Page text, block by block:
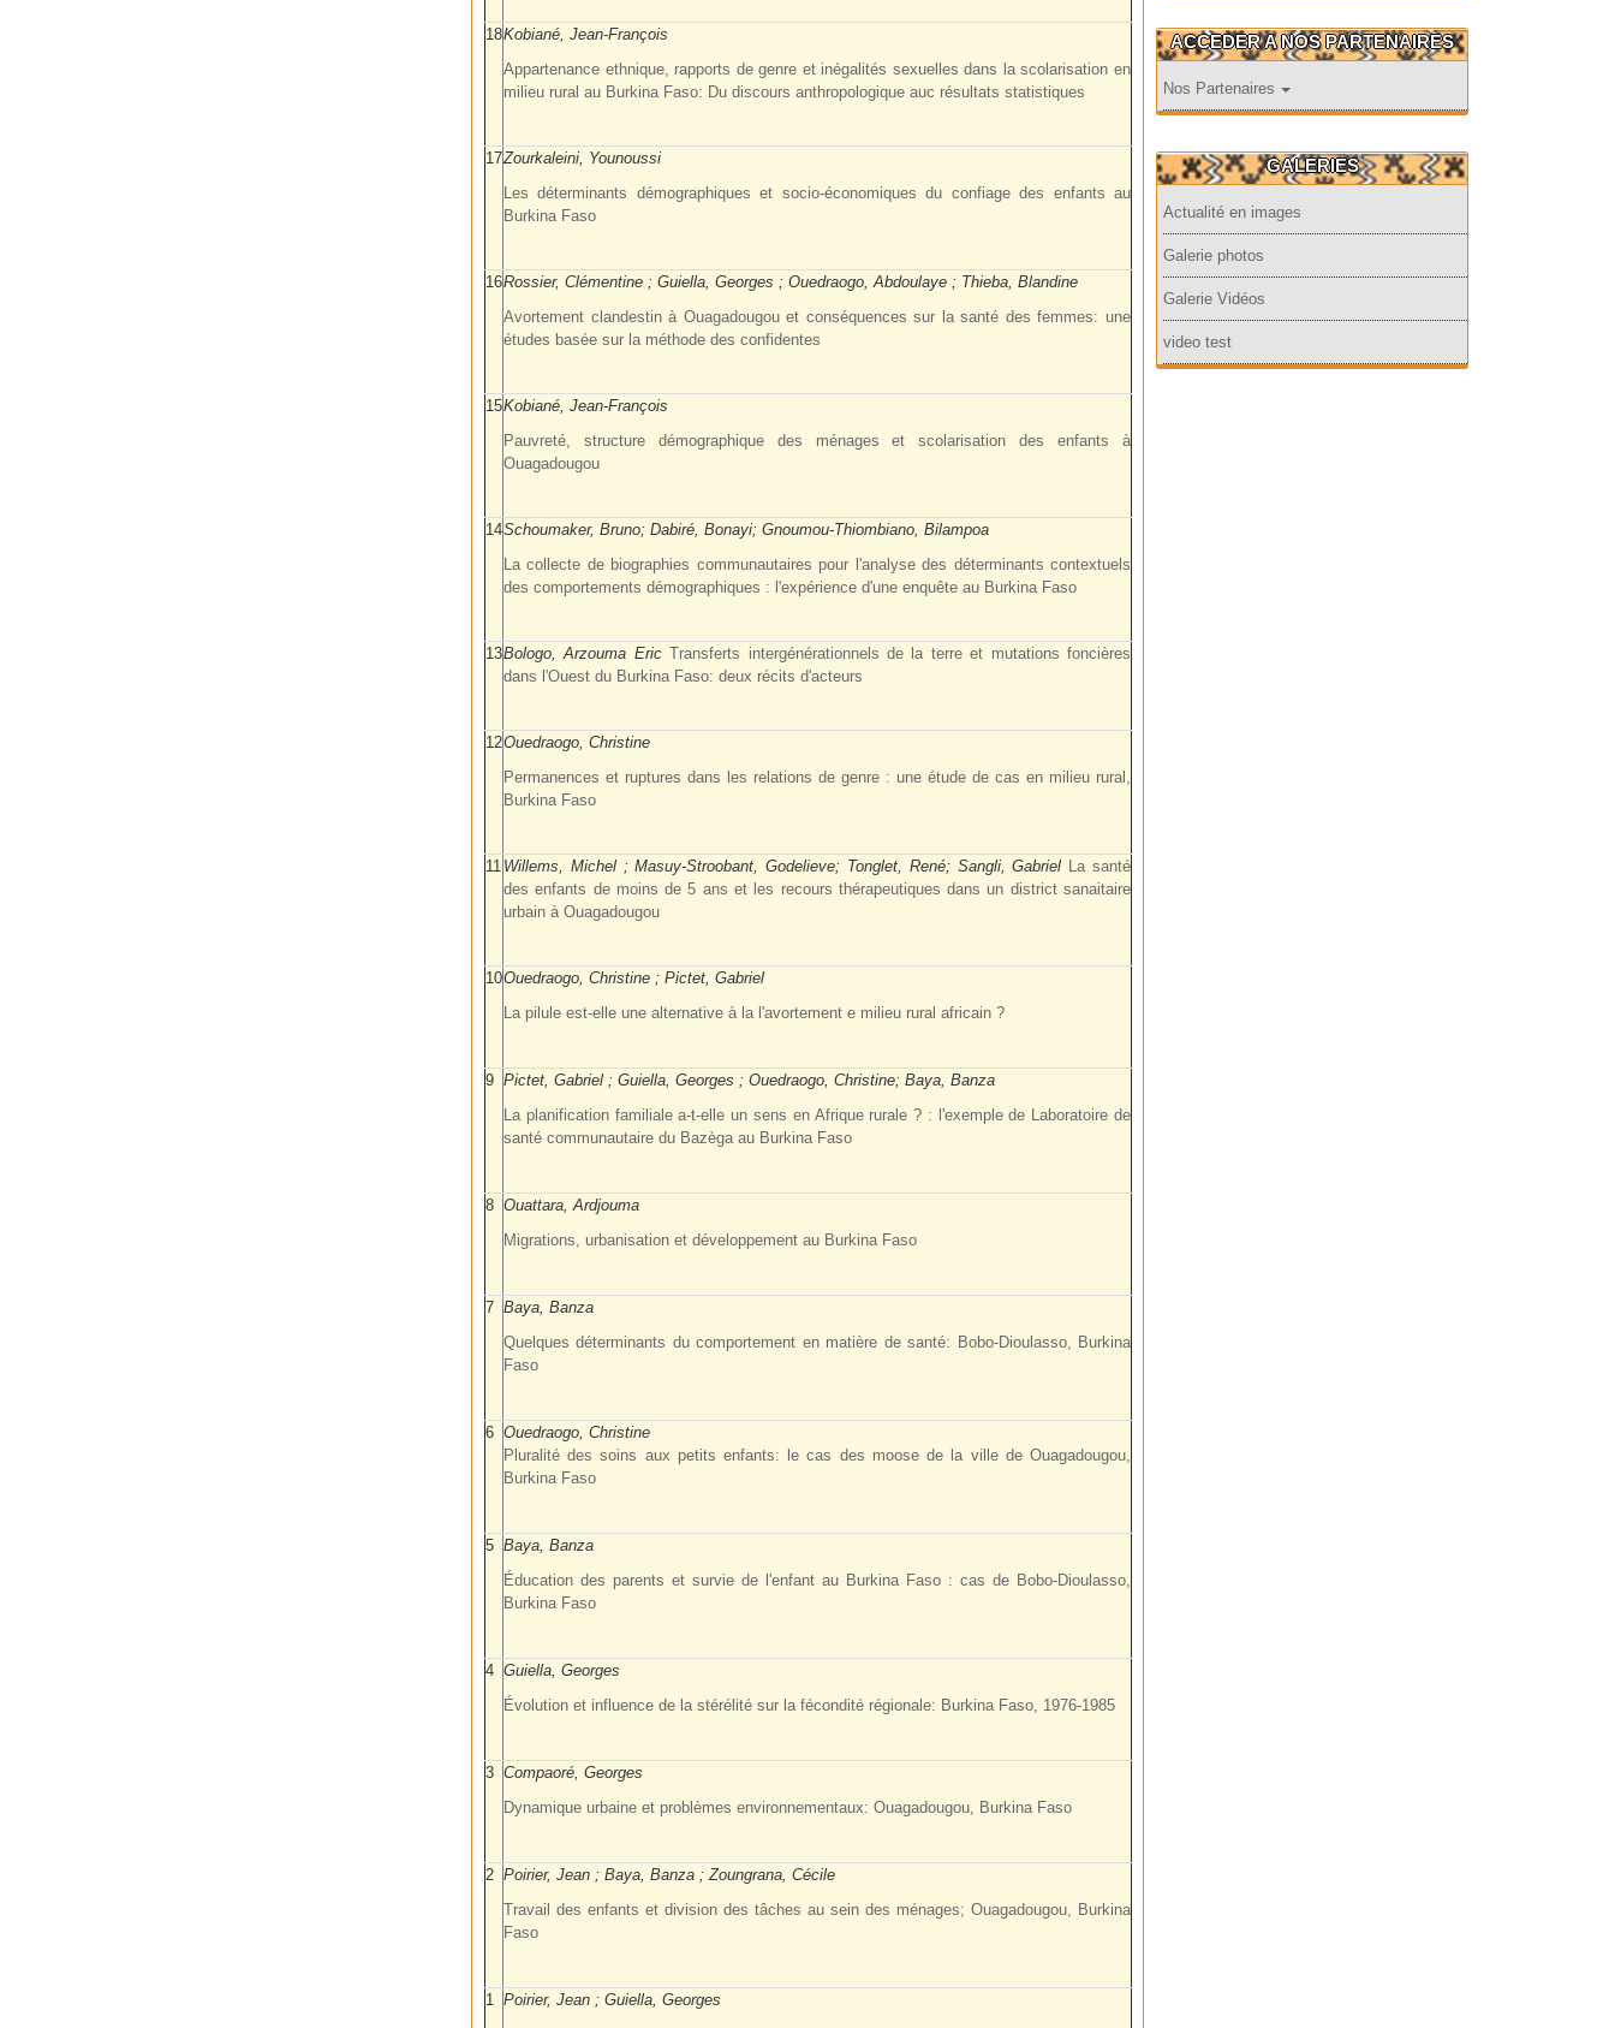
18Kobiané, Jean-François
Appartenance ethnique, rapports de genre et inégalités sexuelles dans la scolarisation en
milieu rural au Burkina Faso: Du discours anthropologique auc résultats statistiques
17Zourkaleini, Younoussi
Les déterminants démographiques et socio-économiques du confiage des enfants au
Burkina Faso
16Rossier, Clémentine ; Guiella, Georges ; Ouedraogo, Abdoulaye ; Thieba, Blandine
Avortement clandestin à Ouagadougou et conséquences sur la santé des femmes: une
études basée sur la méthode des confidentes
15Kobiané, Jean-François
Pauvreté, structure démographique des ménages et scolarisation des enfants à
Ouagadougou
14Schoumaker, Bruno; Dabiré, Bonayi; Gnoumou-Thiombiano, Bilampoa
La collecte de biographies communautaires pour l'analyse des déterminants contextuels
des comportements démographiques : l'expérience d'une enquête au Burkina Faso
13Bologo, Arzouma Eric Transferts intergénérationnels de la terre et mutations foncières
dans l'Ouest du Burkina Faso: deux récits d'acteurs
12Ouedraogo, Christine
Permanences et ruptures dans les relations de genre : une étude de cas en milieu rural,
Burkina Faso
11 Willems, Michel ; Masuy-Stroobant, Godelieve; Tonglet, René; Sangli, Gabriel La santé
des enfants de moins de 5 ans et les recours thérapeutiques dans un district sanaitaire
urbain à Ouagadougou
10Ouedraogo, Christine ; Pictet, Gabriel
La pilule est-elle une alternative à la l'avortement e milieu rural africain ?
9 Pictet, Gabriel ; Guiella, Georges ; Ouedraogo, Christine; Baya, Banza
La planification familiale a-t-elle un sens en Afrique rurale ? : l'exemple de Laboratoire de
santé communautaire du Bazèga au Burkina Faso
8 Ouattara, Ardjouma
Migrations, urbanisation et développement au Burkina Faso
7 Baya, Banza
Quelques déterminants du comportement en matière de santé: Bobo-Dioulasso, Burkina
Faso
6 Ouedraogo, Christine
Pluralité des soins aux petits enfants: le cas des moose de la ville de Ouagadougou,
Burkina Faso
5 Baya, Banza
Éducation des parents et survie de l'enfant au Burkina Faso : cas de Bobo-Dioulasso,
Burkina Faso
4 Guiella, Georges
Évolution et influence de la stérélité sur la fécondité régionale: Burkina Faso, 1976-1985
3 Compaoré, Georges
Dynamique urbaine et problèmes environnementaux: Ouagadougou, Burkina Faso
2 Poirier, Jean ; Baya, Banza ; Zoungrana, Cécile
Travail des enfants et division des tâches au sein des ménages; Ouagadougou, Burkina
Faso
1 Poirier, Jean ; Guiella, Georges
ACCEDER A NOS PARTENAIRES
Nos Partenaires
GALERIES
Actualité en images
Galerie photos
Galerie Vidéos
video test